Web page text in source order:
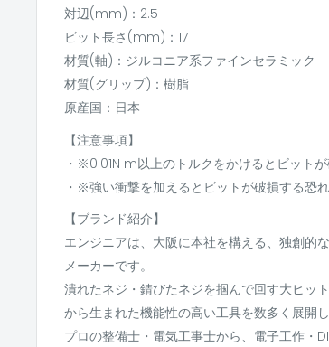
対辺(mm)：2.5
ビット長さ(mm)：17
材質(軸)：ジルコニア系ファインセラミック
材質(グリップ)：樹脂
原産国：日本
【注意事項】
・※0.01N m以上のトルクをかけるとビットが
・※強い衝撃を加えるとビットが破損する恐れ
【ブランド紹介】
エンジニアは、大阪に本社を構える、独創的
メーカーです。
潰れたネジ・錆びたネジを掴んで回す大ヒッ
から生まれた機能性の高い工具を数多く展開し
プロの整備士・電気工事士から、電子工作・